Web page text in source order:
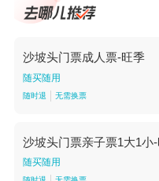
沙坡头门票成人票-旺季
随买随用
随时退 无需换票
沙坡头门票亲子票1大1小
随买随用